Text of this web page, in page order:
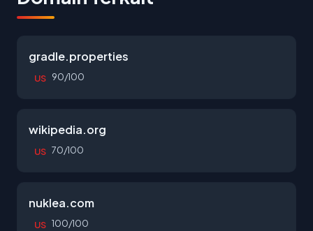
gradle.properties
US 90/100
wikipedia.org
US 70/100
nuklea.com
US 100/100